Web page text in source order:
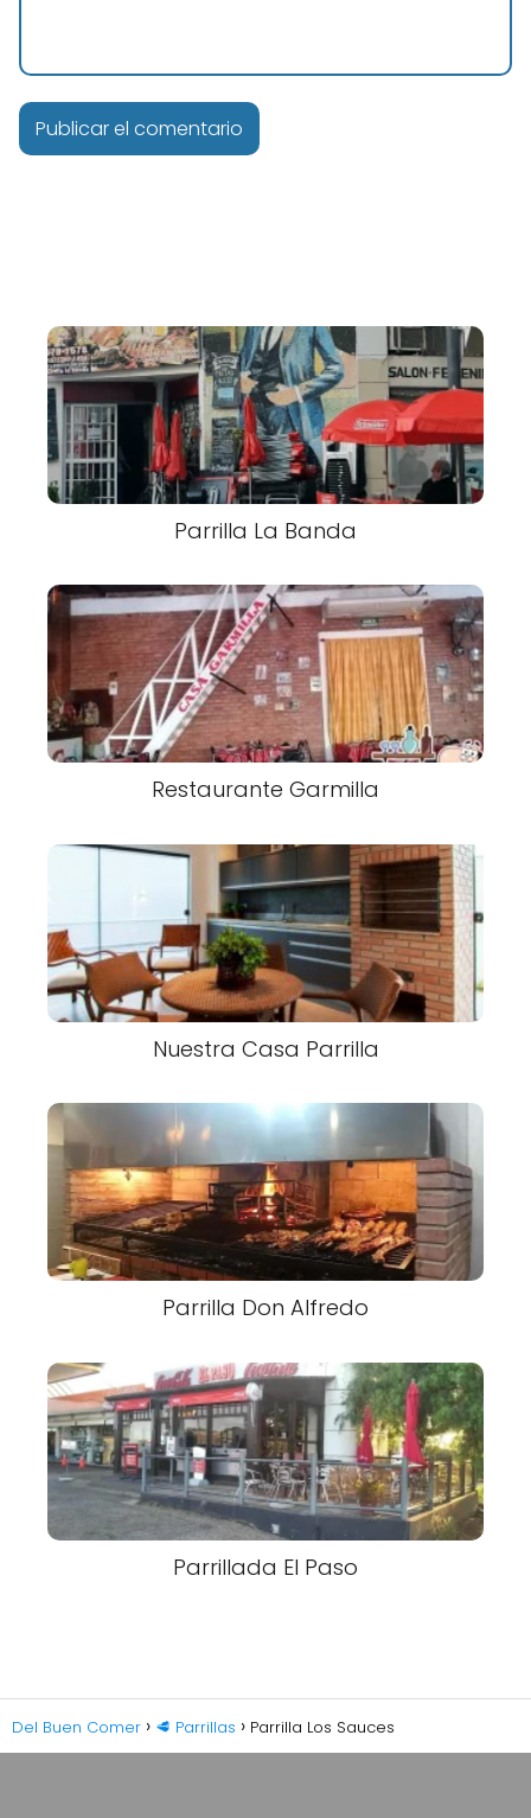
Parrilla La Banda
Restaurante Garmilla
Nuestra Casa Parrilla
Parrilla Don Alfredo
Parrillada El Paso
Del Buen Comer 🥩 Parrillas Parrilla Los Sauces